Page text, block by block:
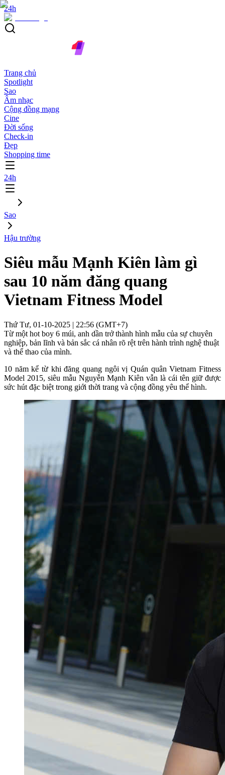
24h
Trang chủ
Spotlight
Sao
Âm nhạc
Cộng đồng mạng
Cine
Đời sống
Check-in
Đẹp
Shopping time
24h
Sao
Hậu trường
Siêu mẫu Mạnh Kiên làm gì
sau 10 năm đăng quang
Vietnam Fitness Model
Thứ Tư, 01-10-2025 | 22:56 (GMT+7)
Từ một hot boy 6 múi, anh dần trở thành hình mẫu của sự chuyên
nghiệp, bản lĩnh và bản sắc cá nhân rõ rệt trên hành trình nghệ thuật
và thể thao của mình.
10 năm kể từ khi đăng quang ngôi vị Quán quân Vietnam Fitness
Model 2015, siêu mẫu Nguyễn Mạnh Kiên vẫn là cái tên giữ được
sức hút đặc biệt trong giới thời trang và cộng đồng yêu thể hình.